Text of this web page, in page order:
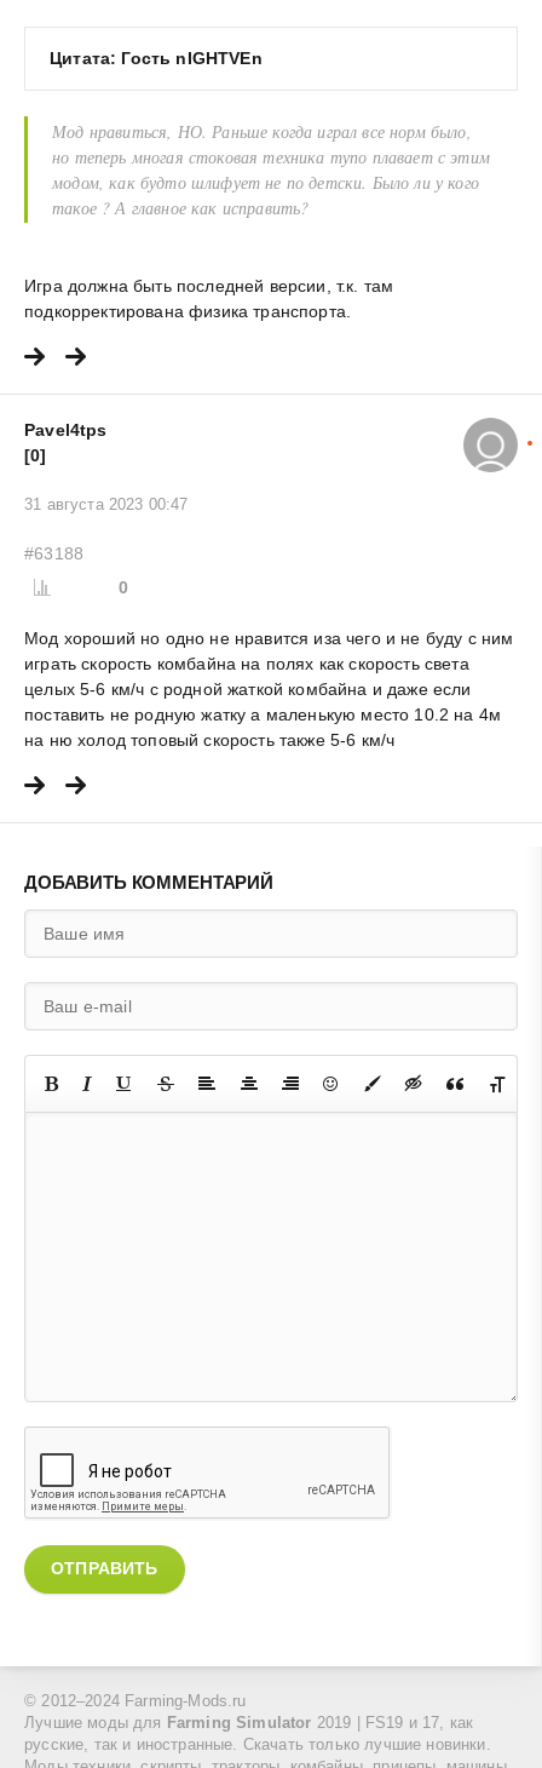
Цитата: Гость nIGHTVEn
Мод нравиться, НО. Раньше когда играл все норм было,
но теперь многая стоковая техника тупо плавает с этим
модом, как будто шлифует не по детски. Было ли у кого
такое ? А главное как исправить?
Игра должна быть последней версии, т.к. там
подкорректирована физика транспорта.
Pavel4tps
[0]
31 августа 2023 00:47
#63188
0
Мод хороший но одно не нравится иза чего и не буду с ним
играть скорость комбайна на полях как скорость света
целых 5-6 км/ч с родной жаткой комбайна и даже если
поставить не родную жатку а маленькую место 10.2 на 4м
на ню холод топовый скорость также 5-6 км/ч
ДОБАВИТЬ КОММЕНТАРИЙ
ОТПРАВИТЬ
© 2012–2024 Farming-Mods.ru
Лучшие моды для
Farming Simulator 2019 | FS19 и 17, как
русские, так и иностранные. Скачать только лучшие новинки.